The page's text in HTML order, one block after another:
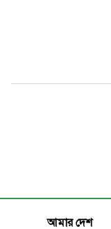
আমার দেশ